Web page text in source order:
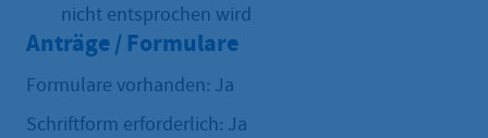
nicht entsprochen wird
Anträge / Formulare
Formulare vorhanden: Ja
Schriftform erforderlich: Ja